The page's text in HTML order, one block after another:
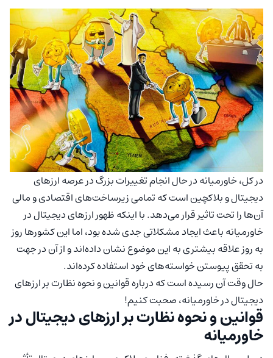
در کل، خاورمیانه در حال انجام تغییرات بزرگ در عرصه ارزهای
دیجیتال و بلاکچین است که تمامی زیرساخت‌های اقتصاد‌ی و مالی
آن‌ها را تحت تاثیر قرار می‌دهد. با اینکه ظهور ارزهای دیجیتال در
خاورمیانه باعث ایجاد مشکلاتی جدی شده بود، اما این کشورها روز
به روز علاقه بیشتری به این موضوع نشان داده‌اند و از آن در جهت
به تحقق پیوستن خواسته‌های خود استفاده کرده‌اند.
حال وقت آن رسیده است که درباره قوانین و نحوه نظارت بر ارزهای
دیجیتال در خاورمیانه، صحبت کنیم!
قوانین و نحوه نظارت بر ارزهای دیجیتال در
خاورمیانه